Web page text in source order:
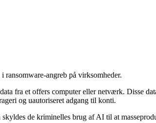
angreb på virksomheder.
fra et offers computer eller netværk. Disse
og uautoriseret adgang til konti.
de kriminelles brug af AI til at